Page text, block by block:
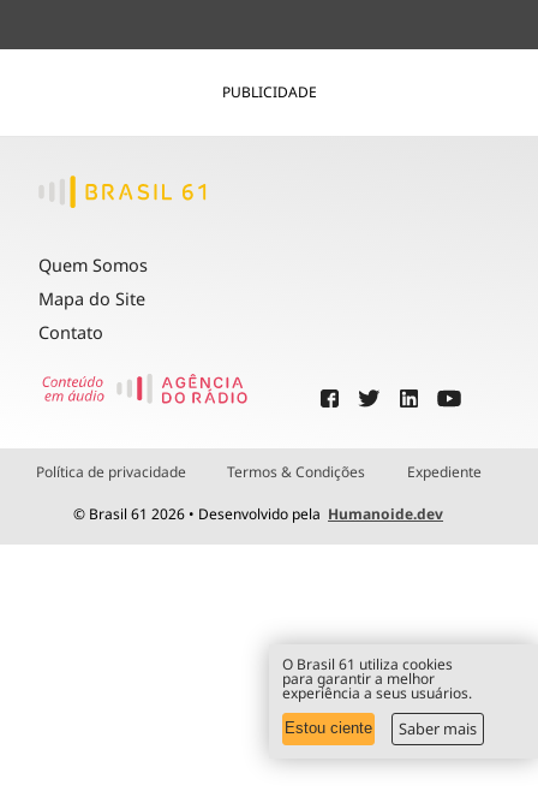
PUBLICIDADE
Quem Somos
Mapa do Site
Contato
Política de privacidade Termos & Condições Expediente
© Brasil 61 2026 • Desenvolvido pela Humanoide.dev
O Brasil 61 utiliza cookies
para garantir a melhor
experiência a seus usuários.
Estou ciente Saber mais